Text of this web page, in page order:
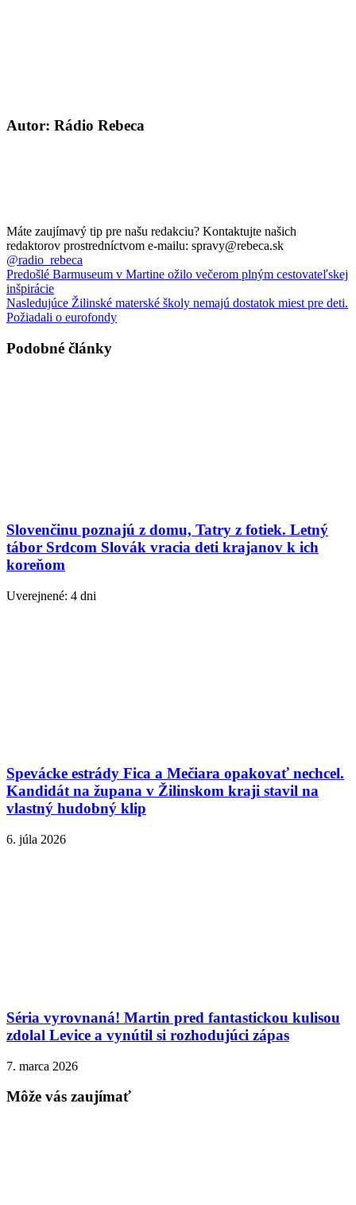
Autor: Rádio Rebeca
Máte zaujímavý tip pre našu redakciu? Kontaktujte našich
redaktorov prostredníctvom e-mailu: spravy@rebeca.sk
@radio_rebeca
Predošlé Barmuseum v Martine ožilo večerom plným cestovateľskej
inšpirácie
Nasledujúce Žilinské materské školy nemajú dostatok miest pre deti.
Požiadali o eurofondy
Podobné články
Slovenčinu poznajú z domu, Tatry z fotiek. Letný
tábor Srdcom Slovák vracia deti krajanov k ich
koreňom
Uverejnené: 4 dni
Spevácke estrády Fica a Mečiara opakovať nechcel.
Kandidát na župana v Žilinskom kraji stavil na
vlastný hudobný klip
6. júla 2026
Séria vyrovnaná! Martin pred fantastickou kulisou
zdolal Levice a vynútil si rozhodujúci zápas
7. marca 2026
Môže vás zaujímať